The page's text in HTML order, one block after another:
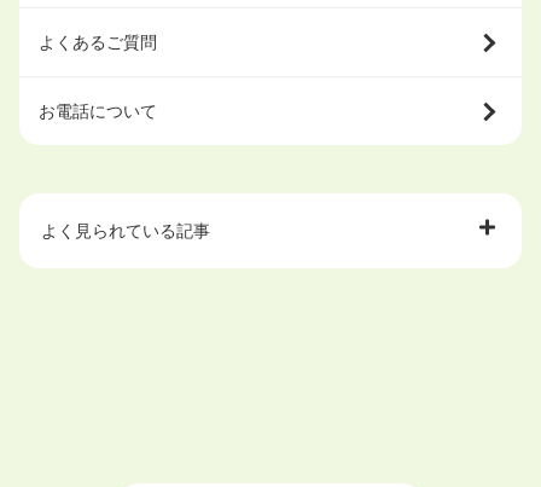
よくあるご質問
お電話について
よく見られている記事